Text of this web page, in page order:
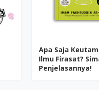
Apa Saja
Ilmu Firasat?
Penjelasannya!